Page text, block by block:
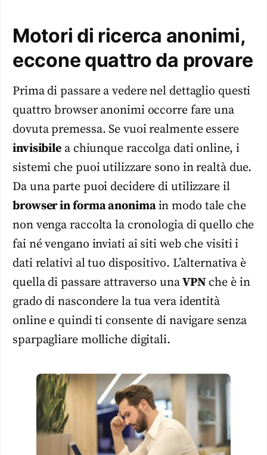
Motori di ricerca anonimi,
eccone quattro da provare
Prima di passare a vedere nel dettaglio questi
quattro browser anonimi occorre fare una
dovuta premessa. Se vuoi realmente essere
invisibile a chiunque raccolga dati online, i
sistemi che puoi utilizzare sono in realtà due.
Da una parte puoi decidere di utilizzare il
browser in forma anonimain modo tale che
non venga raccolta la cronologia di quello che
fai né vengano inviati ai siti web che visiti i
dati relativi al tuo dispositivo. L’alternativa è
quella di passare attraverso unaVPN che è in
grado di nascondere la tua vera identità
online e quindi ti consente di navigare senza
sparpagliare molliche digitali.